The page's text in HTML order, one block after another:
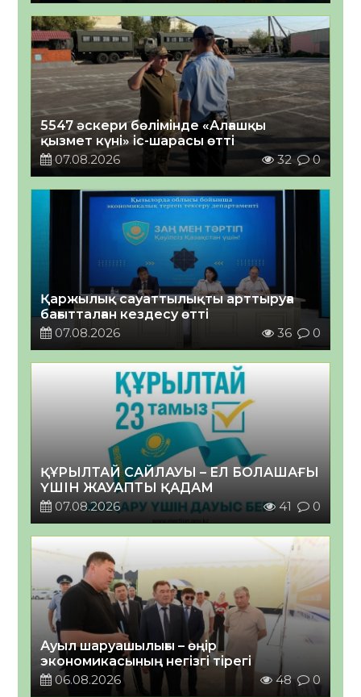
5547 әскери бөлімінде «Алғашқы
қызмет күні» іс-шарасы өтті
07.08.2026
32 0
Қаржылық сауаттылықты арттыруға
бағытталған кездесу өтті
07.08.2026
36 0
ҚҰРЫЛТАЙ САЙЛАУЫ – ЕЛ БОЛАШАҒЫ
ҮШІН ЖАУАПТЫ ҚАДАМ
07.08.2026
41 0
Ауыл шаруашылығы – өңір
экономикасының негізгі тірегі
06.08.2026
48 0